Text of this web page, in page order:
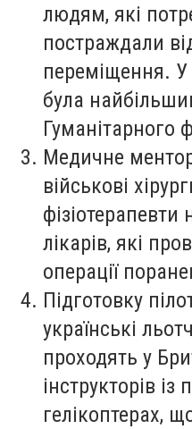
людям, які
постраждали
переміщення. У
була
Гуманітарного
Медичне
військові
лікарів, які
операції
Підготовку
українські
проходять у
інструкторів із
гелікоптерах,